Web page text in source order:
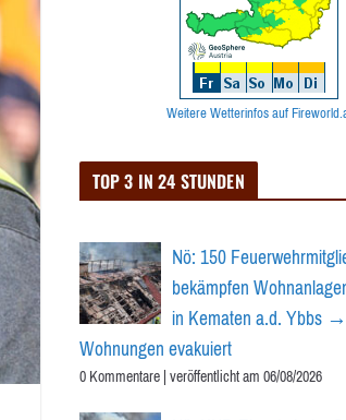
Weitere Wetterinfos auf
TOP 3 IN 24 STUNDEN
Nö: 150
bekämpfen
in Kematen a.d. Ybbs
Wohnungen evakuiert
0 Kommentare|veröffentlicht am 06/08/2026